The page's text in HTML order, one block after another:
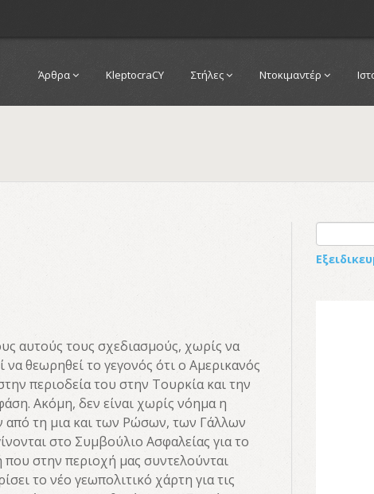
Άρθρα KleptocraCY Στήλες Ντοκιμαντέρ
αυτούς τους σχεδιασμούς, χωρίς να
θεωρηθεί το γεγονός ότι ο Αμερικανός
περιοδεία του στην Τουρκία και την
Ακόμη, δεν είναι χωρίς νόημα η
από τη μια και των Ρώσων, των Γάλλων
στο Συμβούλιο Ασφαλείας για το
στην περιοχή μας συντελούνται
το νέο γεωπολιτικό χάρτη για τις